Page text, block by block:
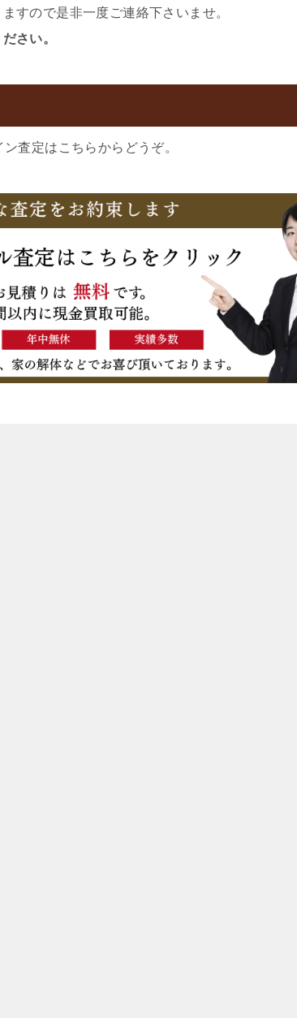
すので是非一度ご連絡下さいませ。
さい。
査定はこちらからどうぞ。